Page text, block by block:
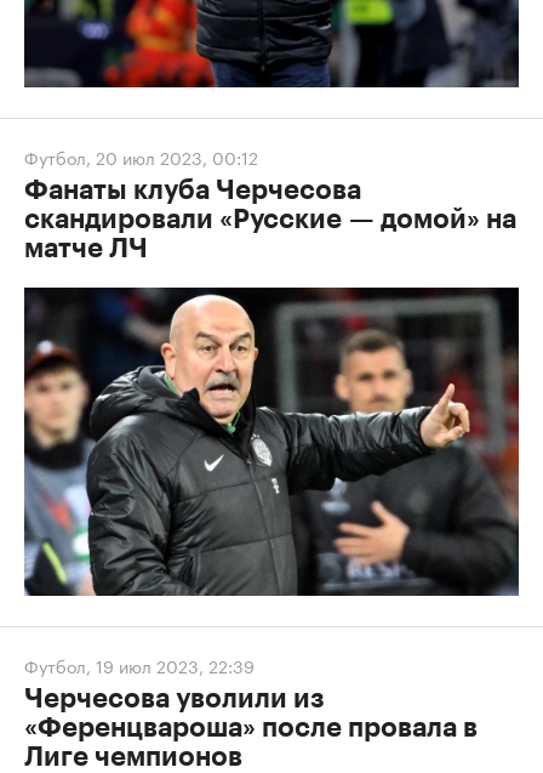
Футбол, 20 июл 2023, 00:12
Фанаты клуба Черчесова
скандировали «Русские — домой» на
матче ЛЧ
Футбол, 19 июл 2023, 22:39
Черчесова уволили из
«Ференцвароша» после провала в
Лиге чемпионов